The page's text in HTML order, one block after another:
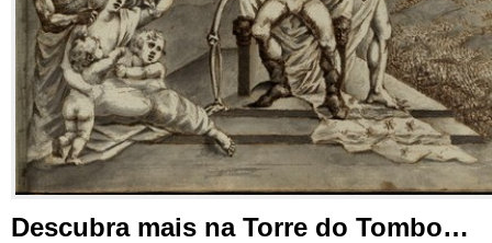
Descubra mais na Torre do Tombo…